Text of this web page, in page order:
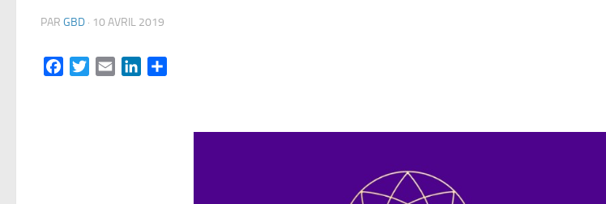
PAR GBD · 10 AVRIL 2019
FacebookTwitterEmail LinkedIn